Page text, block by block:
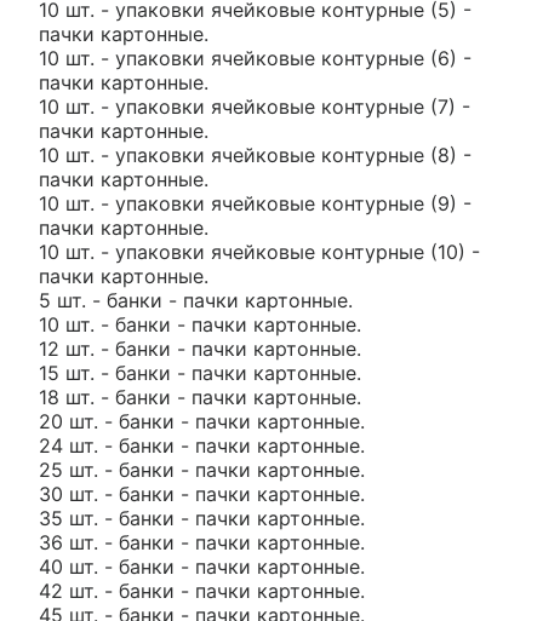
10 шт. - упаковки ячейковые контурные (5) -
пачки картонные.
10 шт. - упаковки ячейковые контурные (6) -
пачки картонные.
10 шт. - упаковки ячейковые контурные (7) -
пачки картонные.
10 шт. - упаковки ячейковые контурные (8) -
пачки картонные.
10 шт. - упаковки ячейковые контурные (9) -
пачки картонные.
10 шт. - упаковки ячейковые контурные (10) -
пачки картонные.
5 шт. - банки - пачки картонные.
10 шт. - банки - пачки картонные.
12 шт. - банки - пачки картонные.
15 шт. - банки - пачки картонные.
18 шт. - банки - пачки картонные.
20 шт. - банки - пачки картонные.
24 шт. - банки - пачки картонные.
25 шт. - банки - пачки картонные.
30 шт. - банки - пачки картонные.
35 шт. - банки - пачки картонные.
36 шт. - банки - пачки картонные.
40 шт. - банки - пачки картонные.
42 шт. - банки - пачки картонные.
45 шт. - банки - пачки картонные.